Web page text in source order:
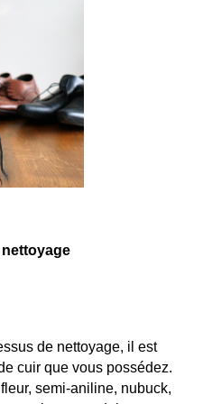
de nettoyage, il est
cuir que vous possédez.
semi-aniline, nubuck,